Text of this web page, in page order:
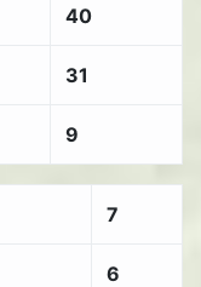
40
31
9
7
6